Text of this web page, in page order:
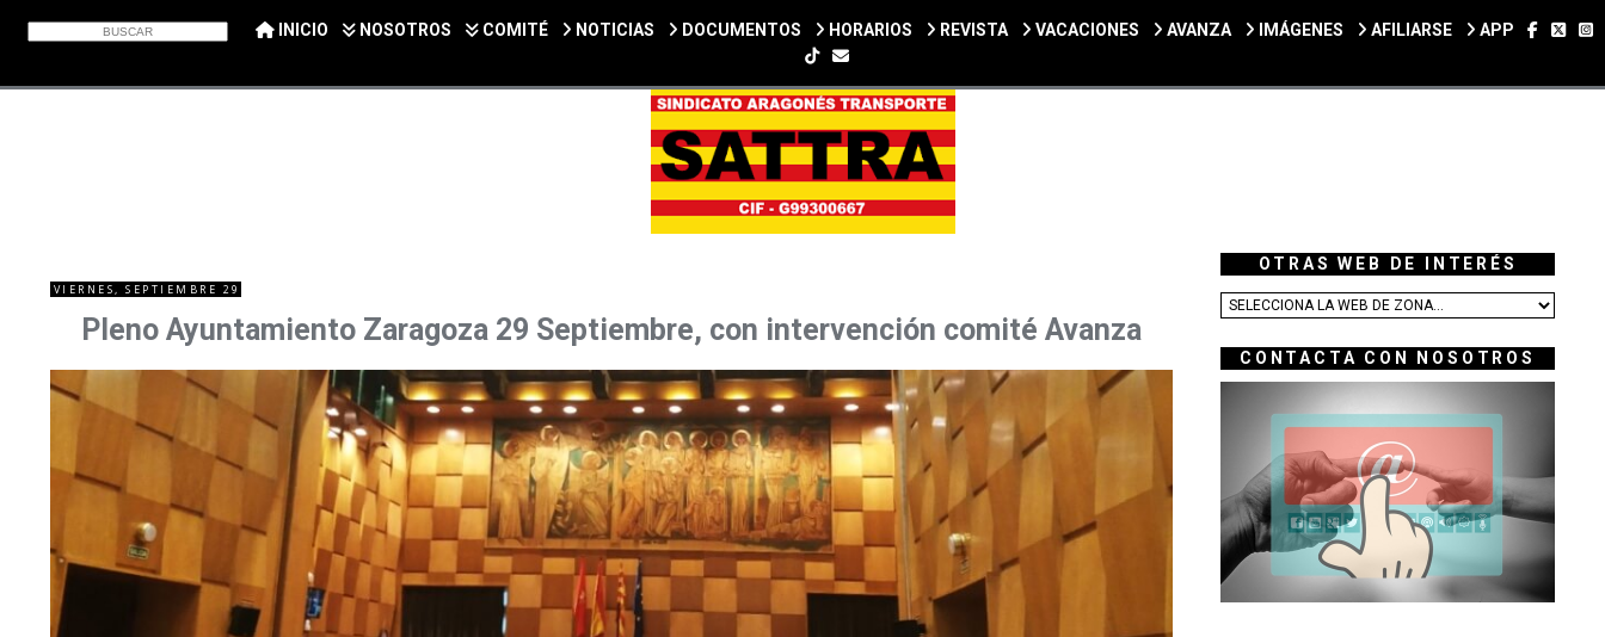
INICIO NOSOTROS COMITÉ NOTICIAS DOCUMENTOS HORARIOS REVISTA VACACIONES AVANZA IMÁGENES AFILIARSE APP
SIGUENOS EN TIKTOK
VIERNES, SEPTIEMBRE 29
Pleno Ayuntamiento Zaragoza 29 Septiembre, con intervención comité Avanza
OTRAS WEB DE INTERÉS
CONTACTA CON NOSOTROS